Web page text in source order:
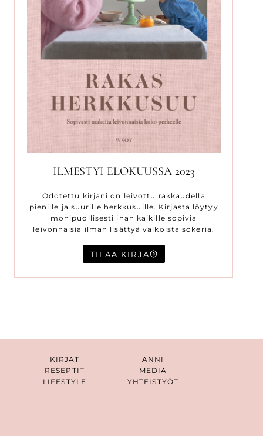
ILMESTYI ELOKUUSSA 2023
Odotettu kirjani on leivottu rakkaudella
pienille ja suurille herkkusuille. Kirjasta löytyy
monipuollisesti ihan kaikille sopivia
leivonnaisia ilman lisättyä valkoista sokeria.
TILAA KIRJA
KIRJAT
RESEPTIT
LIFESTYLE
ANNI
MEDIA
YHTEISTYÖT